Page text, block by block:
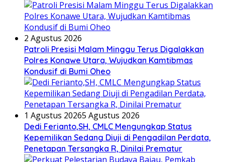
2 Agustus 2026
Patroli Presisi Malam Minggu Terus Digalakkan
Polres Konawe Utara, Wujudkan Kamtibmas
Kondusif di Bumi Oheo
1 Agustus 20265 Agustus 2026
Dedi Ferianto,SH, CMLC Mengungkap Status
Kepemilikan Sedang Diuji di Pengadilan Perdata,
Penetapan Tersangka R, Dinilai Prematur